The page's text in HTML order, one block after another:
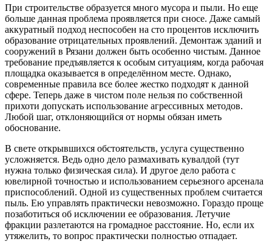
При строительстве образуется много мусора и пыли. Но еще
больше данная проблема проявляется при сносе. Даже самый
аккуратный подход неспособен на сто процентов исключить
образование отрицательных проявлений. Демонтаж зданий и
сооружений в Рязани должен быть особенно чистым. Данное
требование предъявляется к особым ситуациям, когда рабочая
площадка оказывается в определённом месте. Однако,
современные правила все более жестко подходят к данной
сфере. Теперь даже в чистом поле нельзя по собственной
прихоти допускать использование агрессивных методов.
Любой шаг, отклоняющийся от нормы обязан иметь
обоснование.
В свете открывшихся обстоятельств, услуга существенно
усложняется. Ведь одно дело размахивать кувалдой (тут
нужна только физическая сила). И другое дело работа с
ювелирной точностью и использованием серьезного арсенала
приспособлений. Одной из существенных проблем считается
пыль. Ею управлять практически невозможно. Гораздо проще
позаботиться об исключении ее образования. Летучие
фракции разлетаются на громадное расстояние. Но, если их
утяжелить, то вопрос практически полностью отпадает.